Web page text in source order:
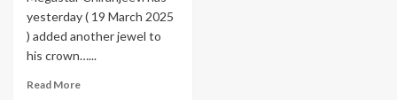
yesterday ( 19 March 2025
) added another jewel to
his crown…...
Read More